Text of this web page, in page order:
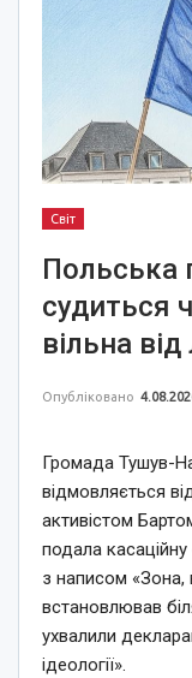
Світ
Польська
судиться
вільна
Опубліковано
Громада Тушув-
відмовляється
активістом
подала касаційну
з написом «Зона,
встановлював
ухвалили
ідеології».